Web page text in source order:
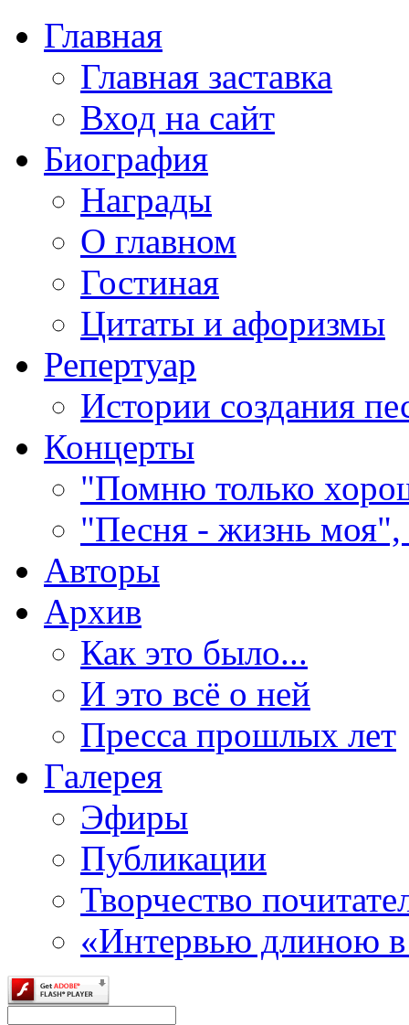
Главная
Главная заставка
Вход на сайт
Биография
Награды
О главном
Гостиная
Цитаты и афоризмы
Репертуар
Истории создания
Концерты
"Помню только
"Песня - жизнь моя",
Авторы
Архив
Как это было...
И это всё о ней
Пресса прошлых лет
Галерея
Эфиры
Публикации
Творчество
«Интервью длиною